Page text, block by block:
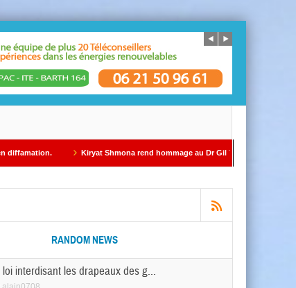
Kiryat Shmona rend hommage au Dr Gil Taïeb par Alain AZRIA
RANDOM NEWS
interdisant les drapeaux des g...